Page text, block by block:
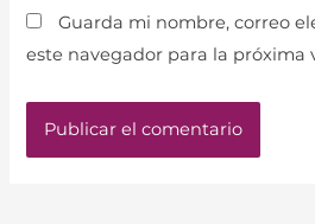
Guarda mi nombre, correo
este navegador para la próxima